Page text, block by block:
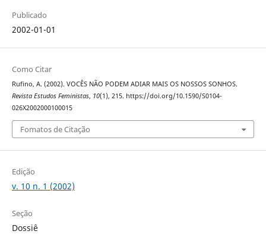
Publicado
2002-01-01
Como Citar
Rufino, A. (2002). VOCÊS NÃO PODEM ADIAR MAIS OS NOSSOS SONHOS.
Revista Estudos Feministas, 10(1), 215. https://doi.org/10.1590/S0104-
026X2002000100015
Fomatos de Citação
Edição
v. 10 n. 1 (2002)
Seção
Dossiê